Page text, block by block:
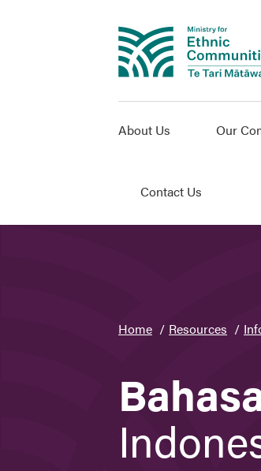
About Us Our
Contact Us
You
Home Resources